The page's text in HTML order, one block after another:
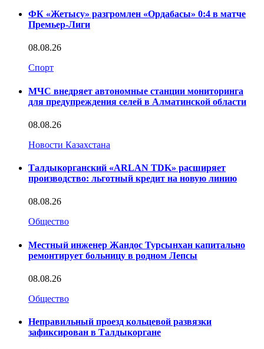
ФК «Жетысу» разгромлен «Ордабасы» 0:4 в матче
Премьер-Лиги
08.08.26
Спорт
МЧС внедряет автономные станции мониторинга
для предупреждения селей в Алматинской области
08.08.26
Новости Казахстана
Талдыкорганский «ARLAN TDK» расширяет
производство: льготный кредит на новую линию
08.08.26
Общество
Местный инженер Жандос Турсынхан капитально
ремонтирует больницу в родном Лепсы
08.08.26
Общество
Неправильный проезд кольцевой развязки
зафиксирован в Талдыкоргане